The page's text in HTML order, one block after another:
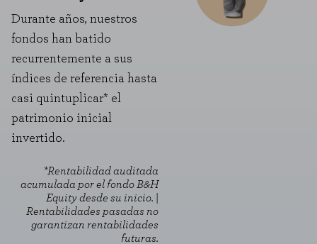
Durante años, nuestros
fondos han batido
recurrentemente a sus
índices de referencia hasta
casi quintuplicar* el
patrimonio inicial
invertido.
*Rentabilidad auditada
acumulada por el fondo B&H
Equity desde su inicio. |
Rentabilidades pasadas no
garantizan rentabilidades
futuras.